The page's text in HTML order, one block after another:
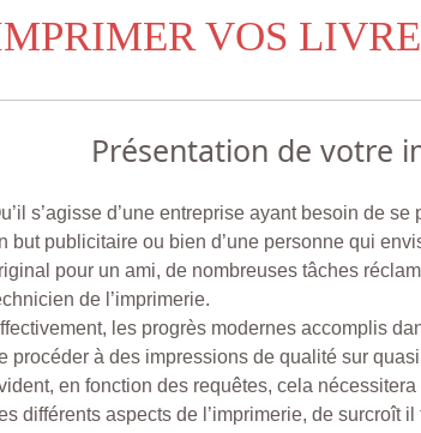
VOS
Présentation de votre
s’agisse d’une entreprise ayant besoin de
but publicitaire ou bien d’une personne qui
pour un ami, de nombreuses tâches
de l’imprimerie.
les progrès modernes accomplis
procéder à des impressions de qualité sur
en fonction des requêtes, cela
différents aspects de l’imprimerie, de surcroît